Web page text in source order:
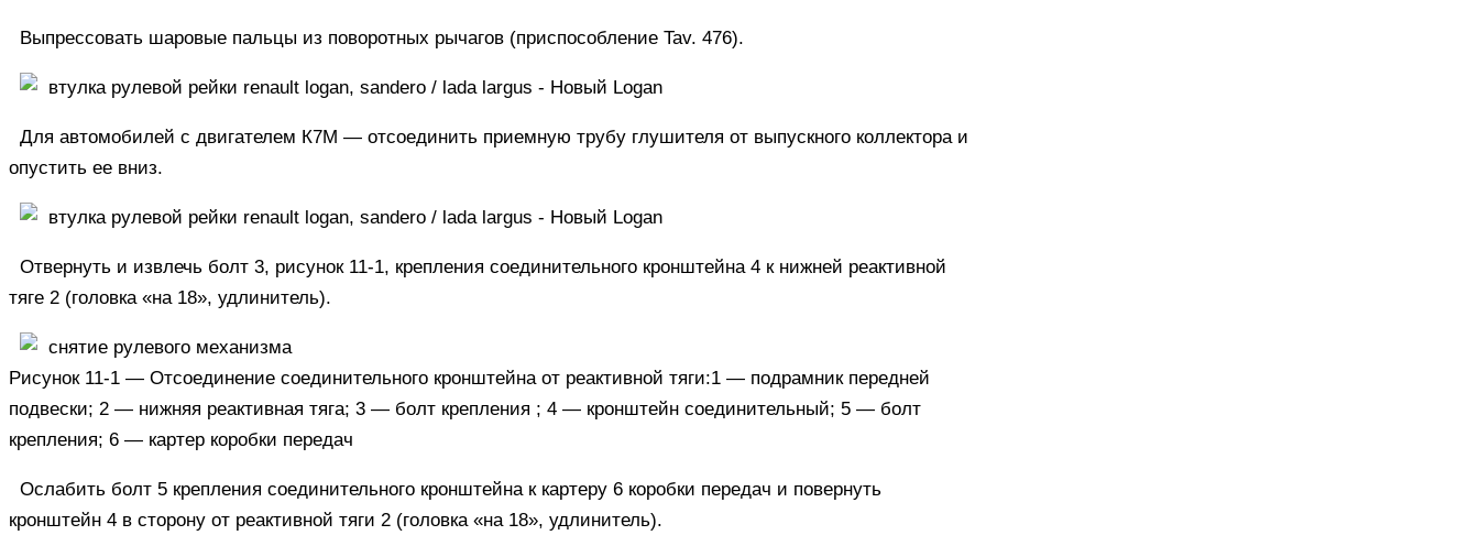
Выпрессовать шаровые пальцы из поворотных рычагов (приспособление Tav. 476).
Для автомобилей с двигателем К7М — отсоединить приемную трубу глушителя от выпускного коллектора и
опустить ее вниз.
Отвернуть и извлечь болт 3, рисунок 11-1, крепления соединительного кронштейна 4 к нижней реактивной
тяге 2 (головка «на 18», удлинитель).
Рисунок 11-1 — Отсоединение соединительного кронштейна от реактивной тяги:1 — подрамник передней
подвески; 2 — нижняя реактивная тяга; 3 — болт крепления ; 4 — кронштейн соединительный; 5 — болт
крепления; 6 — картер коробки передач
Ослабить болт 5 крепления соединительного кронштейна к картеру 6 коробки передач и повернуть
кронштейн 4 в сторону от реактивной тяги 2 (головка «на 18», удлинитель).